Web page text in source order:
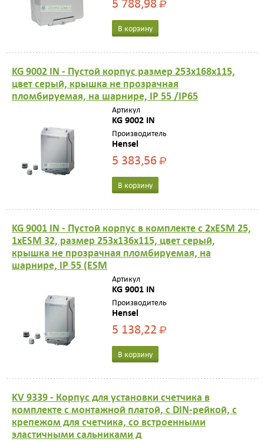
Р
В корзину
KG 9002 IN - Пустой корпус размер 253х168х115,
цвет серый, крышка не прозрачная
пломбируемая, на шарнире, IP 55 /IP65
Артикул
KG 9002 IN
Производитель
Hensel
5 383,56Р
В корзину
KG 9001 IN - Пустой корпус в комплекте с 2хESM 25,
1хESM 32, размер 253х136х115, цвет серый,
крышка не прозрачная пломбируемая, на
шарнире, IP 55 (ESM
Артикул
KG 9001 IN
Производитель
Hensel
5 138,22Р
В корзину
KV 9339 - Корпус для установки счетчика в
комплекте с монтажной платой, с DIN-рейкой, с
крепежом для счетчика, со встроенными
эластичными сальниками д